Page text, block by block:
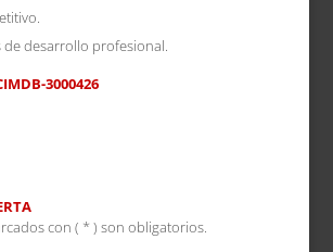
de desarrollo profesional.
3000426
con ( * ) son obligatorios.